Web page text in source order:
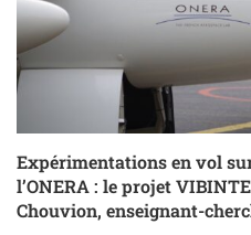
Expérimentations en vol
l’ONERA : le projet
Chouvion, enseignant-